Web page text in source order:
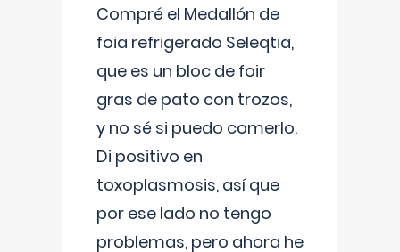
Compré el Medallón de
foia refrigerado Seleqtia,
que es un bloc de foir
gras de pato con trozos,
y no sé si puedo comerlo.
Di positivo en
toxoplasmosis, así que
por ese lado no tengo
problemas, pero ahora he